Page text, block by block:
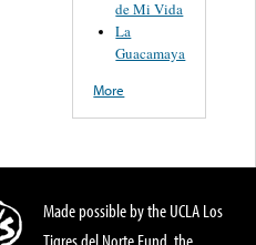
de Mi Vida
La
Guacamaya
More
Made possible by the UCLA Los
Tigres del Norte Fund, the